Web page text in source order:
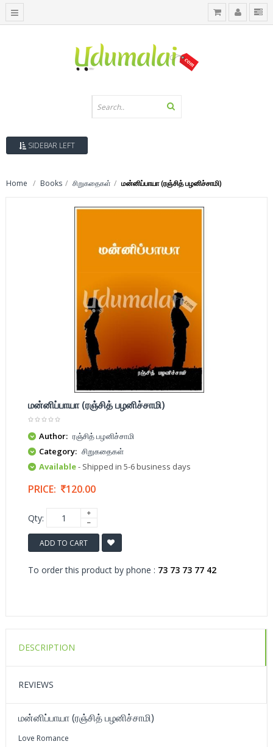
SIDEBAR LEFT
Home Books சிறுகதைகள் மன்னிப்பாயா (ரஞ்சித் பழனிச்சாமி)
மன்னிப்பாயா (ரஞ்சித் பழனிச்சாமி)
Author: ரஞ்சித் பழனிச்சாமி
Category: சிறுகதைகள்
Available- Shipped in 5-6 business days
PRICE: 120.00
Qty:
ADD TO CART
To order this product by phone : 73 73 73 77 42
DESCRIPTION
REVIEWS
மன்னிப்பாயா (ரஞ்சித் பழனிச்சாமி)
Love Romance